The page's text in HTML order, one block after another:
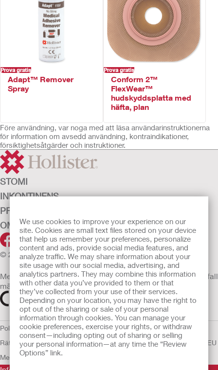
We use cookies to improve your experience on our
site. Cookies are small text files stored on your device
that help us remember your preferences, personalize
content and ads, provide social media features, and
analyze traffic. We may share information about your
site usage with our social media, advertising, and
analytics partners. They may combine this information
with other data you’ve provided to them or that
they’ve collected from your use of their services.
Depending on your location, you may have the right to
opt out of the sharing or sale of your personal
information through cookies. You can manage your
cookie preferences, exercise your rights, or withdraw
consent—including opting out of sharing or selling
your personal information—at any time the “Review
Options” link.
Prova gratis
Adapt™ Remover
Spray
Prova gratis
Conform 2™
FlexWear™
hudskyddsplatta med
häfta, plan
Före användning, var noga med att läsa användarinstruktionerna
för information om avsedd användning, kontraindikationer,
försiktighetsåtgärder och instruktioner.
STOMI
INKONTINENS
PRODUKTER
OM OSS
© 2026 Hollister Incorporated
Medicintekniska enheter som säljs i EU är i förekommande fall
märkta med någon av följande symboler
Policy för Mänskliga
Rättigheter AnvändarvillkorSekretesspolicy Användning av cookies
EU
Meddelande till Visselblåsare